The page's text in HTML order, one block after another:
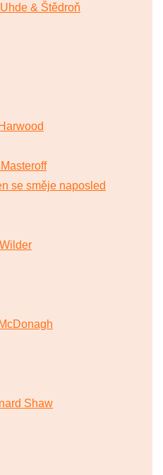
& Štědroň
se směje naposled
Shaw